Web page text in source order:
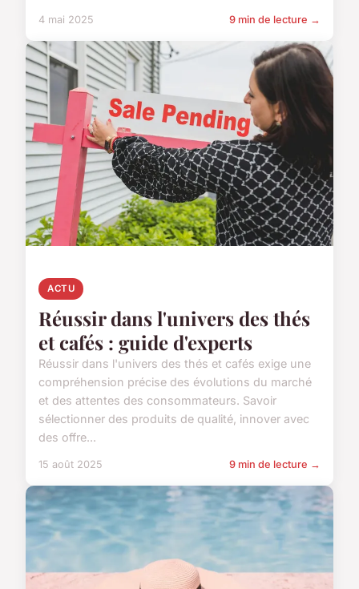
4 mai 2025 9 min de lecture →
ACTU
Réussir dans l'univers des thés
et cafés : guide d'experts
Réussir dans l'univers des thés et cafés exige une
compréhension précise des évolutions du marché
et des attentes des consommateurs. Savoir
sélectionner des produits de qualité, innover avec
des offre...
15 août 2025 9 min de lecture →